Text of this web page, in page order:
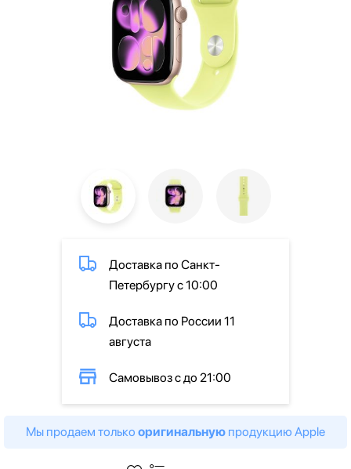
Доставка по Санкт-
Петербургу с 10:00
Доставка по России 11
августа
Самовывоз с до 21:00
Мы продаем только оригинальную продукцию Apple